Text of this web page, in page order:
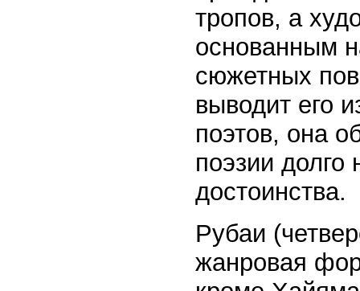
тропов, а
основанным
сюжетных
выводит его
поэтов, она
поэзии долго
достоинства.
Рубаи
жанровая